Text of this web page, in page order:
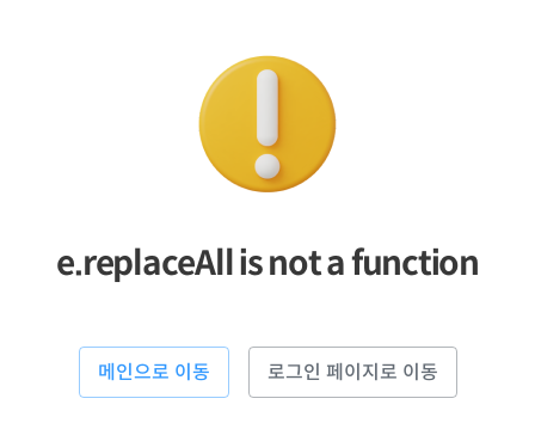
e.replaceAll is not a function
메인으로 이동 로그인 페이지로 이동